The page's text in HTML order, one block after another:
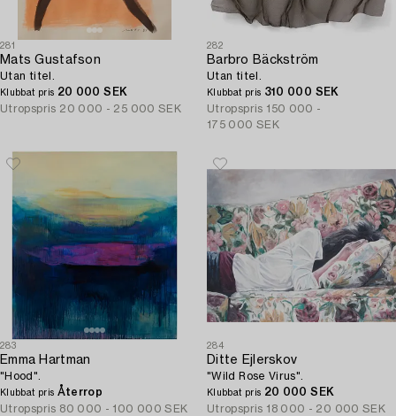
281
Mats Gustafson
Utan titel.
Klubbat pris 20 000 SEK
Utropspris 20 000 - 25 000 SEK
282
Barbro Bäckström
Utan titel.
Klubbat pris 310 000 SEK
Utropspris 150 000 -
175 000 SEK
283
Emma Hartman
"Hood".
Klubbat pris Återrop
Utropspris 80 000 - 100 000 SEK
284
Ditte Ejlerskov
"Wild Rose Virus".
Klubbat pris 20 000 SEK
Utropspris 18 000 - 20 000 SEK